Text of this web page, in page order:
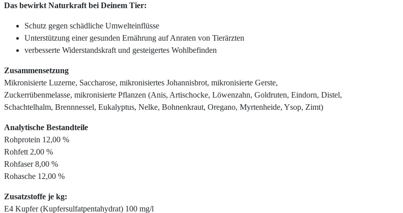
Das bewirkt Naturkraft bei Deinem Tier:
Schutz gegen schädliche Umwelteinflüsse
Unterstützung einer gesunden Ernährung auf Anraten von Tierärzten
verbesserte Widerstandskraft und gesteigertes Wohlbefinden
Zusammensetzung
Mikronisierte Luzerne, Saccharose, mikronisiertes Johannisbrot, mikronisierte Gerste,
Zuckerrübenmelasse, mikronisierte Pflanzen (Anis, Artischocke, Löwenzahn, Goldruten, Eindorn, Distel,
Schachtelhalm, Brennnessel, Eukalyptus, Nelke, Bohnenkraut, Oregano, Myrtenheide, Ysop, Zimt)
Analytische Bestandteile
Rohprotein 12,00 %
Rohfett 2,00 %
Rohfaser 8,00 %
Rohasche 12,00 %
Zusatzstoffe je kg:
E4 Kupfer (Kupfersulfatpentahydrat) 100 mg/l